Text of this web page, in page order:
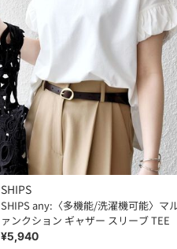
SHIPS
SHIPS any:〈多機能/洗濯機可能〉マ
ァンクション ギャザー スリーブ TEE
¥5,940